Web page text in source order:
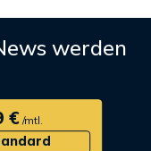
werden
€/mtl.